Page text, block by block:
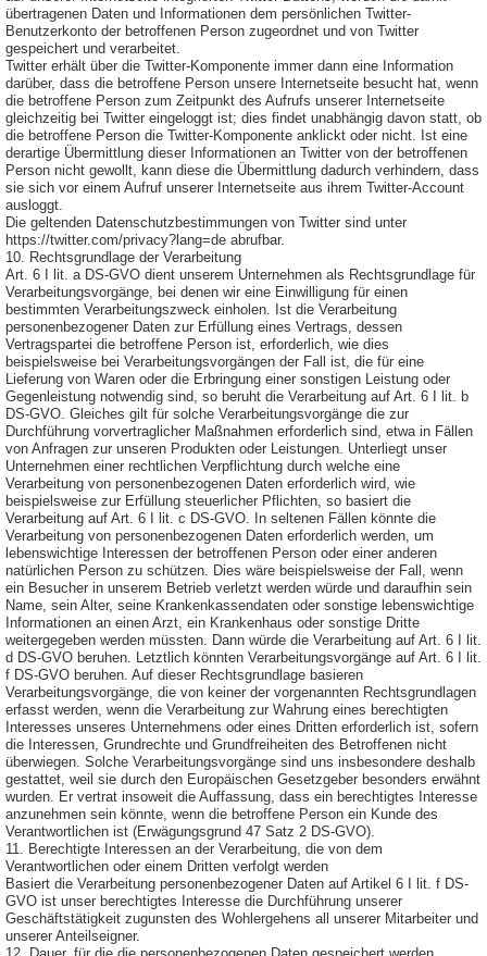
übertragenen Daten und Informationen dem persönlichen Twitter-
Benutzerkonto der betroffenen Person zugeordnet und von Twitter
gespeichert und verarbeitet.
Twitter erhält über die Twitter-Komponente immer dann eine Information
darüber, dass die betroffene Person unsere Internetseite besucht hat, wenn
die betroffene Person zum Zeitpunkt des Aufrufs unserer Internetseite
gleichzeitig bei Twitter eingeloggt ist; dies findet unabhängig davon statt, ob
die betroffene Person die Twitter-Komponente anklickt oder nicht. Ist eine
derartige Übermittlung dieser Informationen an Twitter von der betroffenen
Person nicht gewollt, kann diese die Übermittlung dadurch verhindern, dass
sie sich vor einem Aufruf unserer Internetseite aus ihrem Twitter-Account
ausloggt.
Die geltenden Datenschutzbestimmungen von Twitter sind unter
https://twitter.com/privacy?lang=de abrufbar.
10. Rechtsgrundlage der Verarbeitung
Art. 6 I lit. a DS-GVO dient unserem Unternehmen als Rechtsgrundlage für
Verarbeitungsvorgänge, bei denen wir eine Einwilligung für einen
bestimmten Verarbeitungszweck einholen. Ist die Verarbeitung
personenbezogener Daten zur Erfüllung eines Vertrags, dessen
Vertragspartei die betroffene Person ist, erforderlich, wie dies
beispielsweise bei Verarbeitungsvorgängen der Fall ist, die für eine
Lieferung von Waren oder die Erbringung einer sonstigen Leistung oder
Gegenleistung notwendig sind, so beruht die Verarbeitung auf Art. 6 I lit. b
DS-GVO. Gleiches gilt für solche Verarbeitungsvorgänge die zur
Durchführung vorvertraglicher Maßnahmen erforderlich sind, etwa in Fällen
von Anfragen zur unseren Produkten oder Leistungen. Unterliegt unser
Unternehmen einer rechtlichen Verpflichtung durch welche eine
Verarbeitung von personenbezogenen Daten erforderlich wird, wie
beispielsweise zur Erfüllung steuerlicher Pflichten, so basiert die
Verarbeitung auf Art. 6 I lit. c DS-GVO. In seltenen Fällen könnte die
Verarbeitung von personenbezogenen Daten erforderlich werden, um
lebenswichtige Interessen der betroffenen Person oder einer anderen
natürlichen Person zu schützen. Dies wäre beispielsweise der Fall, wenn
ein Besucher in unserem Betrieb verletzt werden würde und daraufhin sein
Name, sein Alter, seine Krankenkassendaten oder sonstige lebenswichtige
Informationen an einen Arzt, ein Krankenhaus oder sonstige Dritte
weitergegeben werden müssten. Dann würde die Verarbeitung auf Art. 6 I lit.
d DS-GVO beruhen. Letztlich könnten Verarbeitungsvorgänge auf Art. 6 I lit.
f DS-GVO beruhen. Auf dieser Rechtsgrundlage basieren
Verarbeitungsvorgänge, die von keiner der vorgenannten Rechtsgrundlagen
erfasst werden, wenn die Verarbeitung zur Wahrung eines berechtigten
Interesses unseres Unternehmens oder eines Dritten erforderlich ist, sofern
die Interessen, Grundrechte und Grundfreiheiten des Betroffenen nicht
überwiegen. Solche Verarbeitungsvorgänge sind uns insbesondere deshalb
gestattet, weil sie durch den Europäischen Gesetzgeber besonders erwähnt
wurden. Er vertrat insoweit die Auffassung, dass ein berechtigtes Interesse
anzunehmen sein könnte, wenn die betroffene Person ein Kunde des
Verantwortlichen ist (Erwägungsgrund 47 Satz 2 DS-GVO).
11. Berechtigte Interessen an der Verarbeitung, die von dem
Verantwortlichen oder einem Dritten verfolgt werden
Basiert die Verarbeitung personenbezogener Daten auf Artikel 6 I lit. f DS-
GVO ist unser berechtigtes Interesse die Durchführung unserer
Geschäftstätigkeit zugunsten des Wohlergehens all unserer Mitarbeiter und
unserer Anteilseigner.